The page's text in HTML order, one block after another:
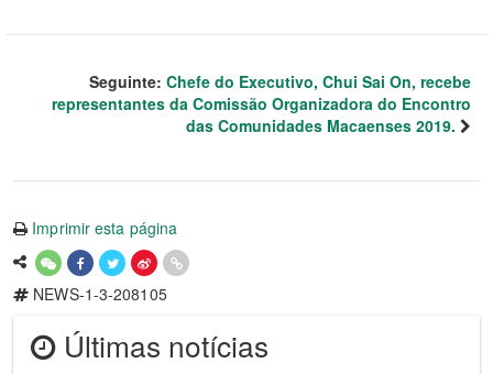
Seguinte: Chefe do Executivo, Chui Sai On, recebe
representantes da Comissão Organizadora do Encontro
das Comunidades Macaenses 2019.
Imprimir esta página
NEWS-1-3-208105
Últimas notícias